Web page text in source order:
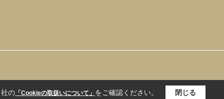
の「Cookieの取扱いについて」 をご確認ください。 閉じる